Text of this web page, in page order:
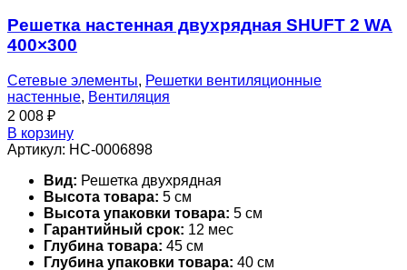
Решетка настенная двухрядная SHUFT 2 WA
400×300
Сетевые элементы, Решетки вентиляционные
настенные, Вентиляция
2 008 ₽
В корзину
Артикул: НС-0006898
Вид: Решетка двухрядная
Высота товара: 5 см
Высота упаковки товара: 5 см
Гарантийный срок: 12 мес
Глубина товара: 45 см
Глубина упаковки товара: 40 см